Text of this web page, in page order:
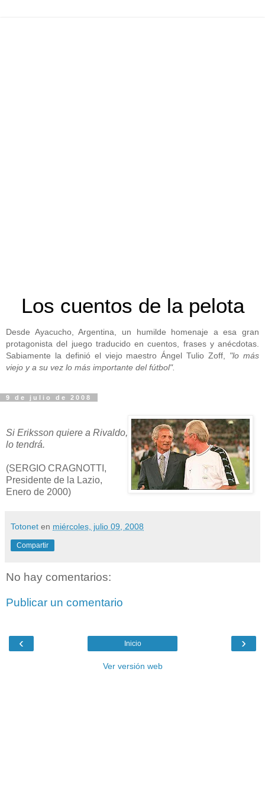
Los cuentos de la pelota
Desde Ayacucho, Argentina, un humilde homenaje a esa gran
protagonista del juego traducido en cuentos, frases y anécdotas.
Sabiamente la definió el viejo maestro Ángel Tulio Zoff, "lo más
viejo y a su vez lo más importante del fútbol".
9 de julio de 2008
Si Eriksson quiere a Rivaldo,
lo tendrá.
(SERGIO CRAGNOTTI,
Presidente de la Lazio,
Enero de 2000)
Totonet en miércoles, julio 09, 2008
Compartir
No hay comentarios:
Publicar un comentario
‹ ›
Inicio
Ver versión web